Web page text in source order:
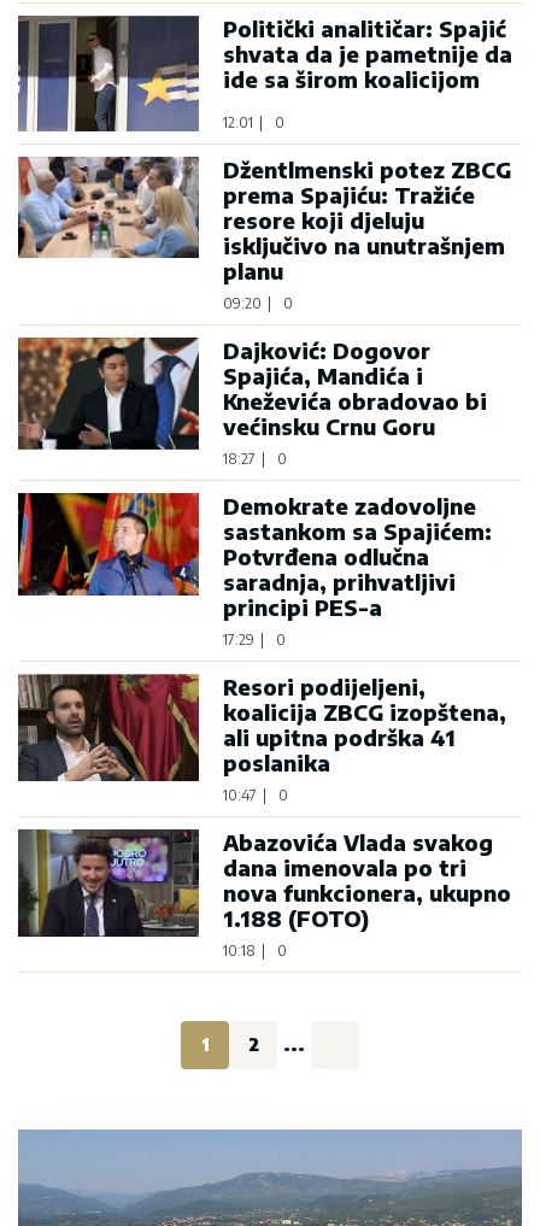
Politički analitičar: Spajić
shvata da je pametnije da
ide sa širom koalicijom
12:01 0
Džentlmenski potez ZBCG
prema Spajiću: Tražiće
resore koji djeluju
isključivo na unutrašnjem
planu
09:20 0
Dajković: Dogovor
Spajića, Mandića i
Kneževića obradovao bi
većinsku Crnu Goru
18:27 0
Demokrate zadovoljne
sastankom sa Spajićem:
Potvrđena odlučna
saradnja, prihvatljivi
principi PES-a
17:29 0
Resori podijeljeni,
koalicija ZBCG izopštena,
ali upitna podrška 41
poslanika
10:47 0
Abazovića Vlada svakog
dana imenovala po tri
nova funkcionera, ukupno
1.188 (FOTO)
10:18 0
1 2 ...